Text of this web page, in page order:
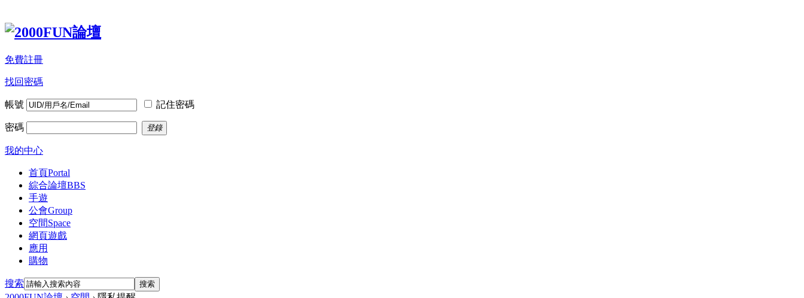
免費註冊
找回密碼
帳號 記住密碼
密碼 登錄
我的中心
首頁Portal
綜合論壇BBS
手遊
公會Group
空間Space
網頁遊戲
應用
購物
搜索 搜索